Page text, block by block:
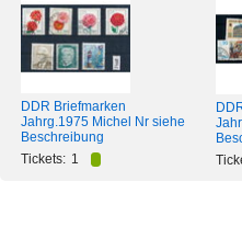
DDR Briefmarken
Jahrg.1975 Michel Nr siehe
Beschreibung
Tickets: 1